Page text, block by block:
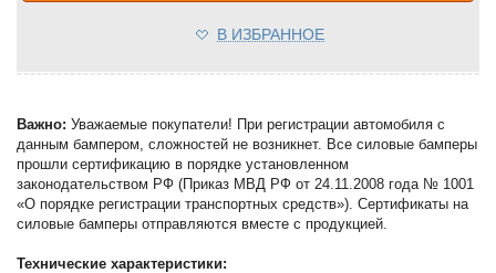
В ИЗБРАННОЕ
Важно: Уважаемые покупатели! При регистрации автомобиля с
данным бампером, сложностей не возникнет. Все силовые бамперы
прошли сертификацию в порядке установленном
законодательством РФ (Приказ МВД РФ от 24.11.2008 года № 1001
«О порядке регистрации транспортных средств»). Сертификаты на
силовые бамперы отправляются вместе с продукцией.
Технические характеристики: